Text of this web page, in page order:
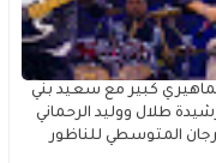
كبير مع سعيد بني
طلال ووليد الرحماني
المتوسطي للناظور